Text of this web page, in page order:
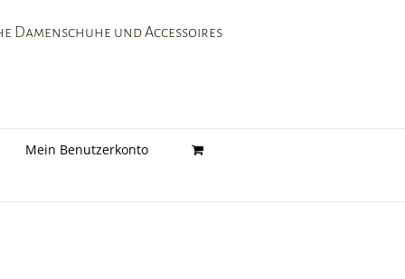
Damenschuhe und Accessoires
Mein Benutzerkonto